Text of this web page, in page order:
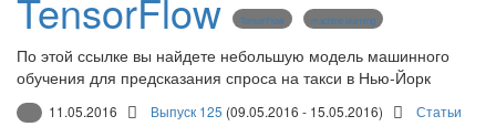
TensorFlow TensorFlow machine learning
По этой ссылке вы найдете небольшую модель машинного
обучения для предсказания спроса на такси в Нью-Йорк
11.05.2016 Выпуск 125 (09.05.2016 - 15.05.2016) Статьи